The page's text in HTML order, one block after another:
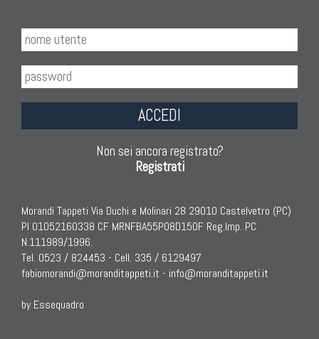
ACCEDI
Non sei ancora registrato?
Registrati
Morandi Tappeti Via Duchi e Molinari 28 29010 Castelvetro (PC)
PI 01052160338 CF MRNFBA55P08D150F Reg.Imp. PC
N.111989/1996.
Tel. 0523 / 824453 - Cell. 335 / 6129497
fabiomorandi@moranditappeti.it - info@moranditappeti.it
by Essequadro